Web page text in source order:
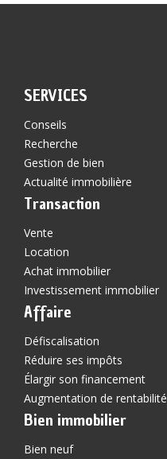
SERVICES
Conseils
Recherche
Gestion de bien
Actualité immobilière
Transaction
Vente
Location
Achat immobilier
Investissement immobilier
Affaire
Défiscalisation
Réduire ses impôts
Élargir son financement
Augmentation de rentabilité
Bien immobilier
Bien neuf